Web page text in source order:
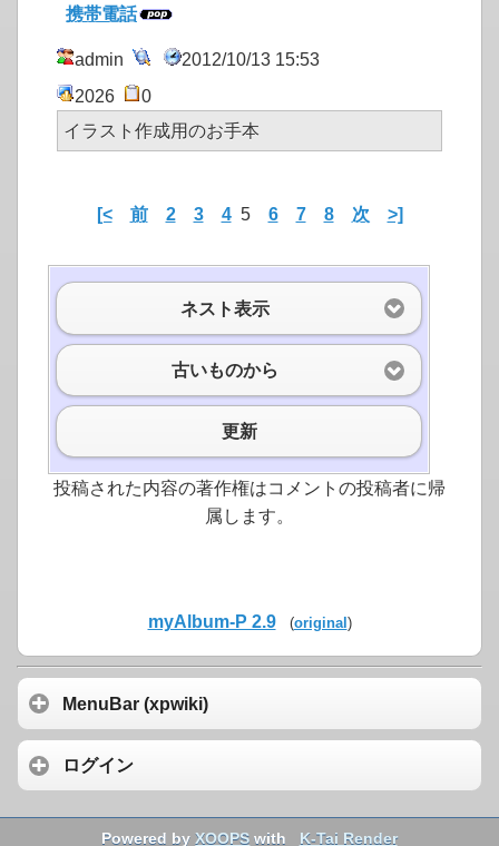
携帯電話
admin
2012/10/13 15:53
2026
0
イラスト作成用のお手本
[< 前 2 3 45 6 7 8 次 >]
ネスト表示
古いものから
更新
投稿された内容の著作権はコメントの投稿者に帰
属します。
myAlbum-P 2.9 (original )
MenuBar (xpwiki)
ログイン
Powered byXOOPS with K-Tai Render